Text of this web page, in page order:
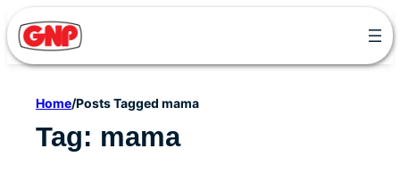
to
content
Home/Posts Tagged mama
Tag: mama